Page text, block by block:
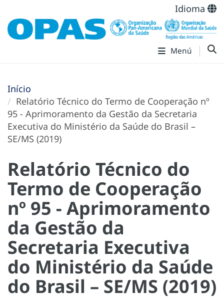
Idioma
Menú
Início
Relatório Técnico do Termo de Cooperação nº
95 - Aprimoramento da Gestão da Secretaria
Executiva do Ministério da Saúde do Brasil –
SE/MS (2019)
Relatório Técnico do
Termo de Cooperação
nº 95 - Aprimoramento
da Gestão da
Secretaria Executiva
do Ministério da Saúde
do Brasil – SE/MS (2019)